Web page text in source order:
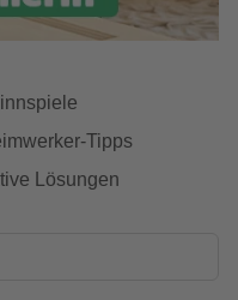
Tipps
Lösungen